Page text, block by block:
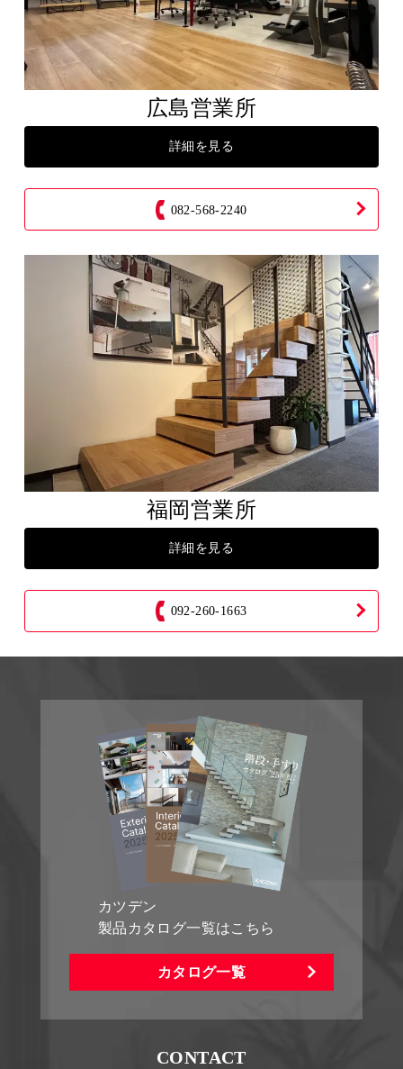
広島営業所
詳細を見る
082-568-2240
福岡営業所
詳細を見る
092-260-1663
カツデン
製品カタログ一覧はこちら
カタログ一覧
CONTACT